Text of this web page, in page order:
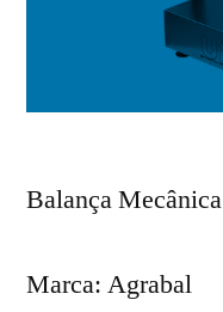
Balança Mecânica
Marca: Agrabal